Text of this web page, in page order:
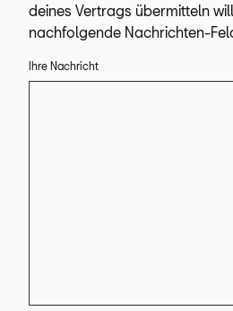
deines Vertrags übermitteln
nachfolgende Nachrichten-
Ihre Nachricht